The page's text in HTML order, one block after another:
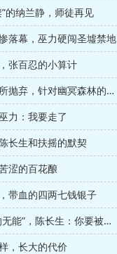
的纳兰静，师徒再见
落幕，巫力硬闯圣墟禁地
张百忍的小算计
第159章 被整个世界所抛弃，针对幽冥森林的计划
力：我要走了
长生和扶摇的默契
涩的百花酿
带血的四两七钱银子
第174章 “嘲笑命运的无能”，陈长生：你要被光头打
，长大的代价